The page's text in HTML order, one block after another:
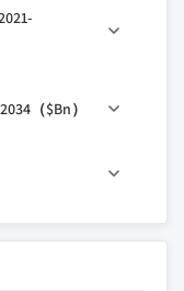
メンテナンスコス
型アクセサリーの統
ンチャー旅行にお
（$Bn）
ドリング